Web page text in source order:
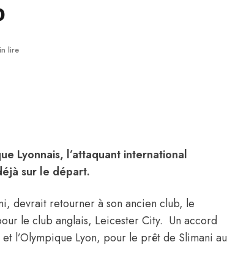
lire
Lyonnais, l’attaquant international
sur le départ.
devrait retourner à son ancien club, le
le club anglais, Leicester City. Un accord
l’Olympique Lyon, pour le prêt de Slimani au